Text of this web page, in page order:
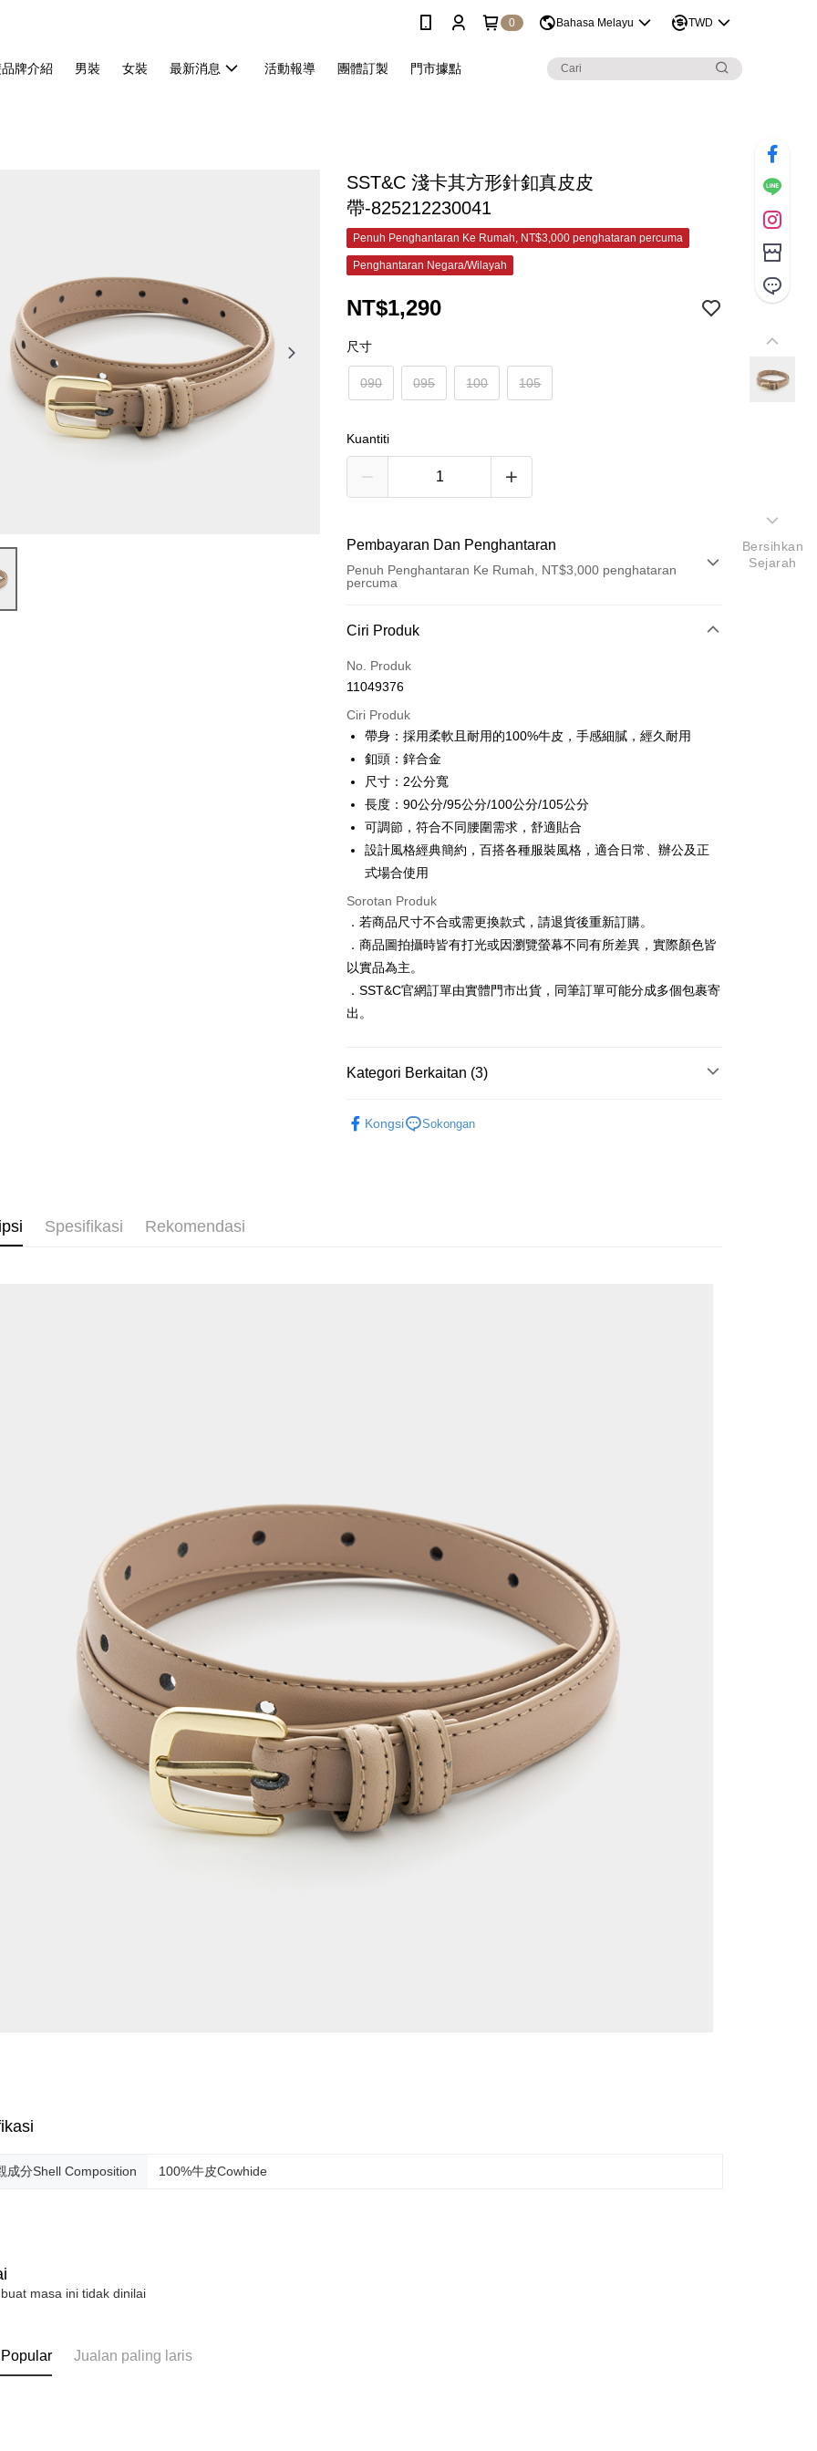
0 Bahasa Melayu TWD
牌介紹 男裝 女裝 最新消息 活動報導 團體訂製 門市據點
SST&C 淺卡其方形針釦真皮皮
帶-825212230041
Penuh Penghantaran Ke Rumah, NT$3,000 penghataran percuma
Penghantaran Negara/Wilayah
NT$1,290
尺寸
090 095 100 105
Kuantiti
Pembayaran Dan Penghantaran
Penuh Penghantaran Ke Rumah, NT$3,000 penghataran
percuma
Kaedah Pembayaran
Kad Kredit (Bayaran Penuh)
Ansuran Kad Kredit
3 ansuran pada kadar faedah 0,
21 Bank
Taiwan Cooperative Bank
Bank
The Shanghai
Commercial & Savings
Bank
Bank Komersial Taipei
Fubon
Bank Cathay United
Taiwan Business Bank
Bank
HSBC Bank (Taiwan)
Limited
Hwatai Bank
Union Bank of Taiwan
Far Eastern International
Bank
Taishin
Rakuten Taiwan
6 ansuran pada kadar faedah 0,
ansuran
Taiwan Cooperative Bank
Bank Komersial Pertama
Hua Nan Commercial Bank
Chang Hwa Commercial Bank
Savings Bank
Bank Cathay United
Taiwan Business Bank
Taichung Commercial Bank
Union Bank of Taiwan
Far Eastern International Bank
Yuanta Commercial Bank
Bank Komersial E.SUN
DBS Bank
LINE Pay
JKOPAY
Easy Wallet
Google Pay
Pemindahan ATM
新竹物流宅配
Ciri Produk
No. Produk
11049376
Ciri Produk
帶身：採用柔軟且耐用的100%牛皮，手感細膩，經久耐用
釦頭：鋅合金
尺寸：2公分寬
長度：90公分/95公分/100公分/105公分
可調節，符合不同腰圍需求，舒適貼合
設計風格經典簡約，百搭各種服裝風格，適合日常、辦公及正
式場合使用
Sorotan Produk
．若商品尺寸不合或需更換款式，請退貨後重新訂購。
．商品圖拍攝時皆有打光或因瀏覽螢幕不同有所差異，實際顏色皆
以實品為主。
．SST&C官網訂單由實體門市出貨，同筆訂單可能分成多個包裹寄
出。
Kategori Berkaitan (3)
Kongsi Sokongan
Spesifikasi Rekomendasi
成分Shell Composition 100%牛皮Cowhide
masa ini tidak dinilai
Jualan paling laris
Bersihkan
Sejarah